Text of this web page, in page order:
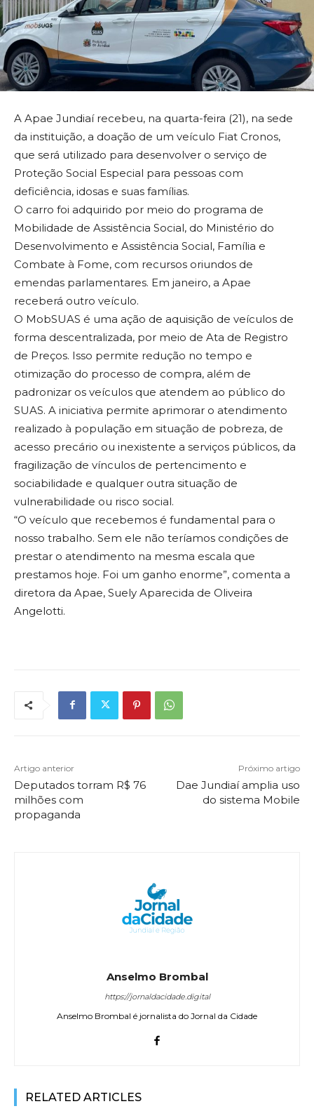
A Apae Jundiaí recebeu, na quarta-feira (21), na sede
da instituição, a doação de um veículo Fiat Cronos,
que será utilizado para desenvolver o serviço de
Proteção Social Especial para pessoas com
deficiência, idosas e suas famílias.
O carro foi adquirido por meio do programa de
Mobilidade de Assistência Social, do Ministério do
Desenvolvimento e Assistência Social, Família e
Combate à Fome, com recursos oriundos de
emendas parlamentares. Em janeiro, a Apae
receberá outro veículo.
O MobSUAS é uma ação de aquisição de veículos de
forma descentralizada, por meio de Ata de Registro
de Preços. Isso permite redução no tempo e
otimização do processo de compra, além de
padronizar os veículos que atendem ao público do
SUAS. A iniciativa permite aprimorar o atendimento
realizado à população em situação de pobreza, de
acesso precário ou inexistente a serviços públicos, da
fragilização de vínculos de pertencimento e
sociabilidade e qualquer outra situação de
vulnerabilidade ou risco social.
“O veículo que recebemos é fundamental para o
nosso trabalho. Sem ele não teríamos condições de
prestar o atendimento na mesma escala que
prestamos hoje. Foi um ganho enorme”, comenta a
diretora da Apae, Suely Aparecida de Oliveira
Angelotti.
Artigo anterior
Deputados torram R$ 76
milhões com
propaganda
Próximo artigo
Dae Jundiaí amplia uso
do sistema Mobile
Anselmo Brombal
https://jornaldacidade.digital
Anselmo Brombal é jornalista do Jornal da Cidade
RELATED ARTICLES